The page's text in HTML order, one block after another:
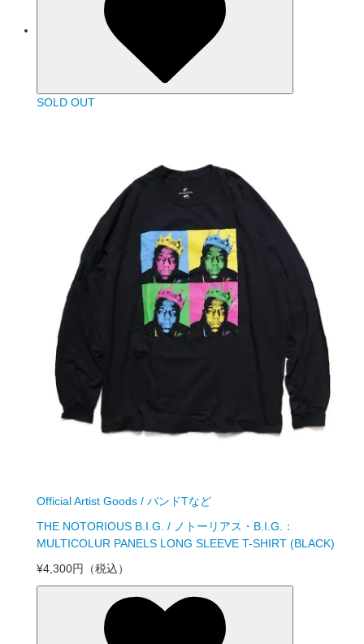
SOLD OUT
Official Artist Goods / バンドTなど
THE NOTORIOUS B.I.G. / ノトーリアス・B.I.G.：
MULTICOLUR PANELS LONG SLEEVE T-SHIRT (BLACK)
¥4,300円
（税込）